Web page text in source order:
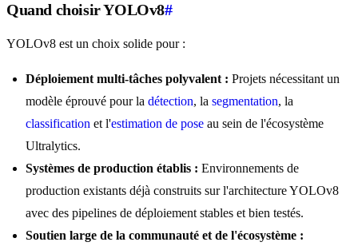
Quand choisir YOLOv8#
YOLOv8 est un choix solide pour :
Déploiement multi-tâches polyvalent : Projets nécessitant un
modèle éprouvé pour la détection, la segmentation, la
classification et l'estimation de pose au sein de l'écosystème
Ultralytics.
Systèmes de production établis : Environnements de
production existants déjà construits sur l'architecture YOLOv8
avec des pipelines de déploiement stables et bien testés.
Soutien large de la communauté et de l'écosystème :